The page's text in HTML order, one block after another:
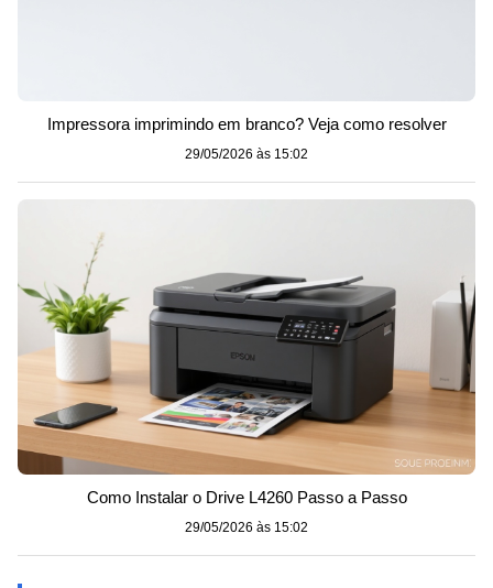
Impressora imprimindo em branco? Veja como resolver
29/05/2026 às 15:02
Como Instalar o Drive L4260 Passo a Passo
29/05/2026 às 15:02